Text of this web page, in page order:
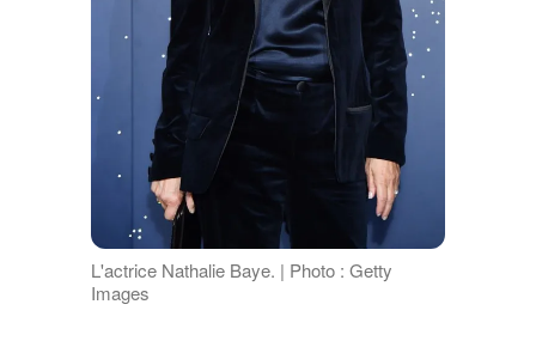
L'actrice Nathalie Baye. | Photo : Getty
Images